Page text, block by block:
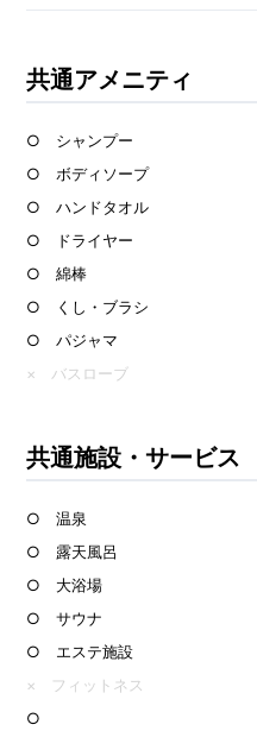
共通アメニティ
○ シャンプー
○ ボディソープ
○ ハンドタオル
○ ドライヤー
○ 綿棒
○ くし・ブラシ
○ パジャマ
× バスローブ
共通施設・サービス
○ 温泉
○ 露天風呂
○ 大浴場
○ サウナ
○ エステ施設
× フィットネス
○